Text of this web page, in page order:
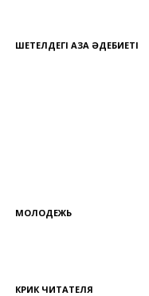
ШЕТЕЛДЕГІ ҚАЗАҚ ӘДЕБИЕТІ
МОЛОДЕЖЬ
КРИК ЧИТАТЕЛЯ